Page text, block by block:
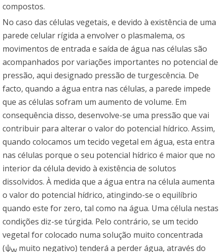
compostos.
No caso das células vegetais, e devido à existência de uma
parede celular rígida a envolver o plasmalema, os
movimentos de entrada e saída de água nas células são
acompanhados por variações importantes no potencial de
pressão, aqui designado pressão de turgescência. De
facto, quando a água entra nas células, a parede impede
que as células sofram um aumento de volume. Em
consequência disso, desenvolve-se uma pressão que vai
contribuir para alterar o valor do potencial hídrico. Assim,
quando colocamos um tecido vegetal em água, esta entra
nas células porque o seu potencial hídrico é maior que no
interior da célula devido à existência de solutos
dissolvidos. À medida que a água entra na célula aumenta
o valor do potencial hídrico, atingindo-se o equilíbrio
quando este for zero, tal como na água. Uma célula nestas
condições diz-se túrgida. Pelo contrário, se um tecido
vegetal for colocado numa solução muito concentrada
(ψ
muito negativo) tenderá a perder água, através do